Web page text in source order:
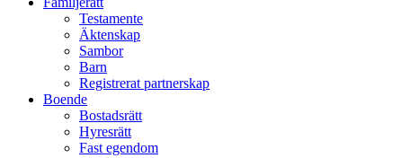
Testamente
Äktenskap
Sambor
Barn
Registrerat partnerskap
Boende
Bostadsrätt
Hyresrätt
Fast egendom